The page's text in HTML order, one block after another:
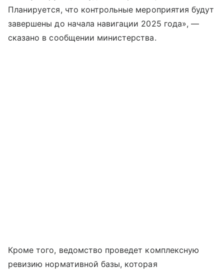
Планируется, что контрольные мероприятия будут
завершены до начала навигации 2025 года», —
сказано в сообщении министерства.
Кроме того, ведомство проведет комплексную
ревизию нормативной базы, которая